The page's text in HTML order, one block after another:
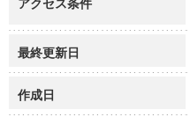
最終更新日
作成日